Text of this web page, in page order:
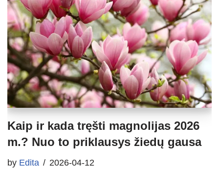
Kaip ir kada tręšti magnolijas 2026
m.? Nuo to priklausys žiedų gausa
by Edita 2026-04-12